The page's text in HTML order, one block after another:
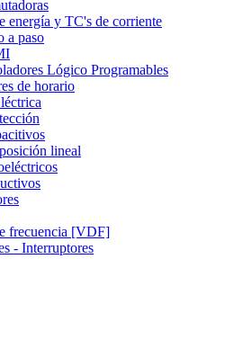
energía y TC's de corriente
a paso
Lógico Programables
de horario
lineal
frecuencia [VDF]
- Interruptores